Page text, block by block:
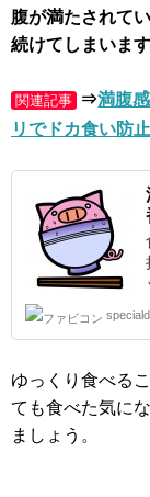
腹が満たされて
続けてしまいます
関連記事 ⇒満腹
リでドカ食い防止
ゆっくり食べる
ても食べた気に
ましょう。